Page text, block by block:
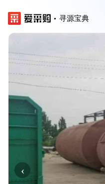
寻源宝典
‹